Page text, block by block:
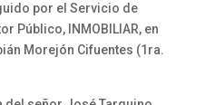
por el Servicio de
Público, INMOBILIAR, en
Morejón Cifuentes (1ra.